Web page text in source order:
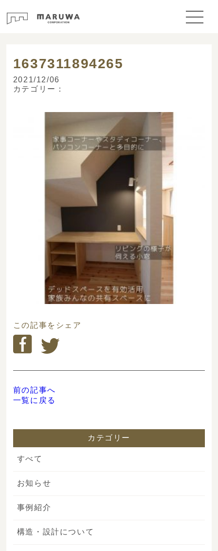
1637311894265
2021/12/06
カテゴリー：
この記事をシェア
前の記事へ
一覧に戻る
カテゴリー
すべて
お知らせ
事例紹介
構造・設計について